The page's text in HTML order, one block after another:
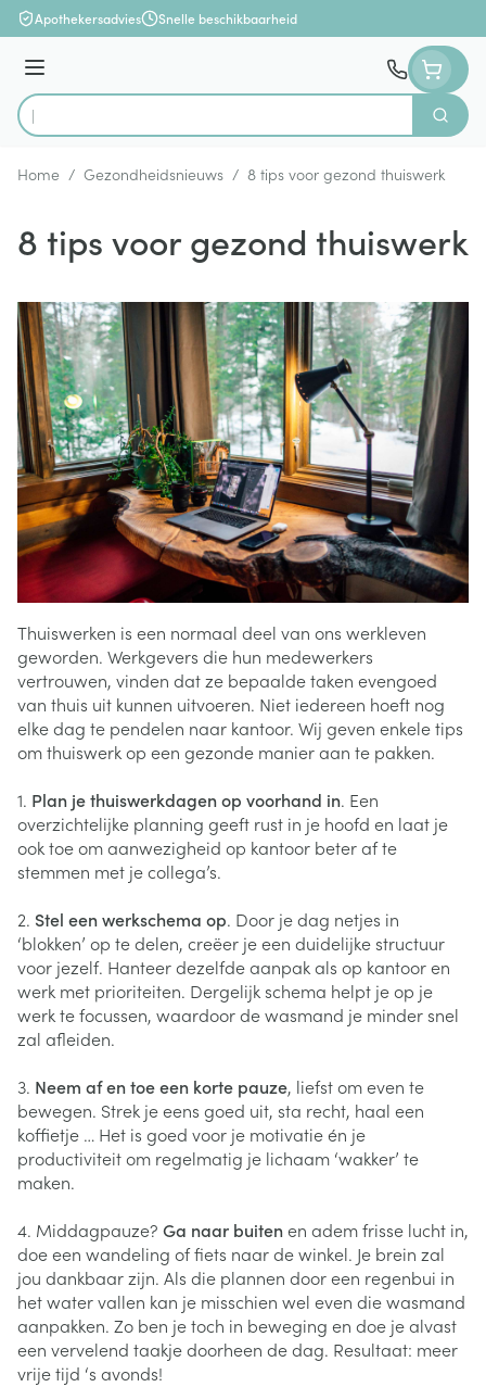
Ga naar de inhoud
Apothekersadvies Snelle beschikbaarheid
Menu
Product, merk, categorie...
Zoek
Home / Gezondheidsnieuws / 8 tips voor gezond thuiswerk
8 tips voor gezond thuiswerk
Thuiswerken is een normaal deel van ons werkleven
geworden. Werkgevers die hun medewerkers
vertrouwen, vinden dat ze bepaalde taken evengoed
van thuis uit kunnen uitvoeren. Niet iedereen hoeft nog
elke dag te pendelen naar kantoor. Wij geven enkele tips
om thuiswerk op een gezonde manier aan te pakken.
1. Plan je thuiswerkdagen op voorhand in. Een
overzichtelijke planning geeft rust in je hoofd en laat je
ook toe om aanwezigheid op kantoor beter af te
stemmen met je collega’s.
2. Stel een werkschema op. Door je dag netjes in
‘blokken’ op te delen, creëer je een duidelijke structuur
voor jezelf. Hanteer dezelfde aanpak als op kantoor en
werk met prioriteiten. Dergelijk schema helpt je op je
werk te focussen, waardoor de wasmand je minder snel
zal afleiden.
3. Neem af en toe een korte pauze, liefst om even te
bewegen. Strek je eens goed uit, sta recht, haal een
koffietje … Het is goed voor je motivatie én je
productiviteit om regelmatig je lichaam ‘wakker’ te
maken.
4. Middagpauze? Ga naar buitenen adem frisse lucht in,
doe een wandeling of fiets naar de winkel. Je brein zal
jou dankbaar zijn. Als die plannen door een regenbui in
het water vallen kan je misschien wel even die wasmand
aanpakken. Zo ben je toch in beweging en doe je alvast
een vervelend taakje doorheen de dag. Resultaat: meer
vrije tijd ‘s avonds!